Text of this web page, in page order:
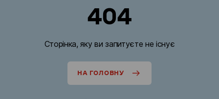
404
Сторінка, яку ви запитуєте не існує
НА ГОЛОВНУ